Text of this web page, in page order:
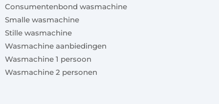
Consumentenbond wasmachine
Smalle wasmachine
Stille wasmachine
Wasmachine aanbiedingen
Wasmachine 1 persoon
Wasmachine 2 personen